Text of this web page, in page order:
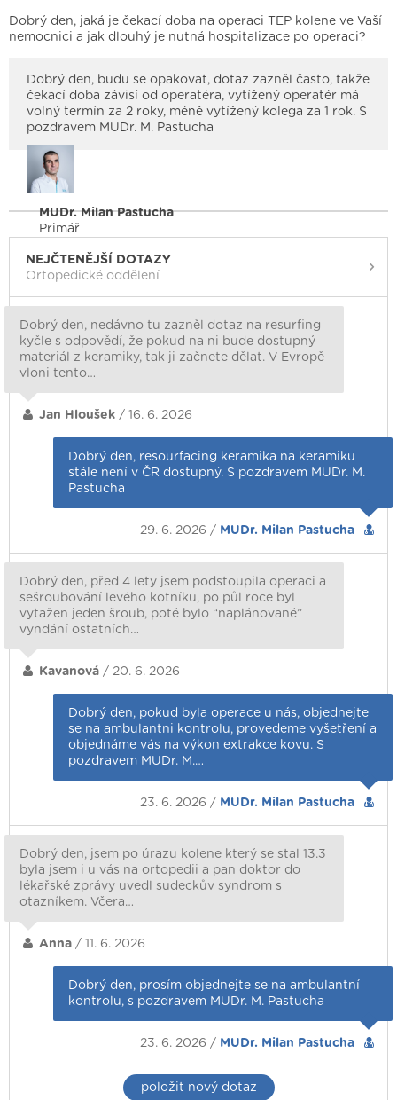
Dobrý den, jaká je čekací doba na operaci TEP kolene ve Vaší
nemocnici a jak dlouhý je nutná hospitalizace po operaci?
Dobrý den, budu se opakovat, dotaz zazněl často, takže
čekací doba závisí od operatéra, vytížený operatér má
volný termín za 2 roky, méně vytížený kolega za 1 rok. S
pozdravem MUDr. M. Pastucha
MUDr. Milan Pastucha
Primář
NEJČTENĚJŠÍ DOTAZY
Ortopedické oddělení
Dobrý den, nedávno tu zazněl dotaz na resurfing
kyčle s odpovědí, že pokud na ni bude dostupný
materiál z keramiky, tak ji začnete dělat. V Evropě
vloni tento…
Jan Hloušek / 16. 6. 2026
Dobrý den, resourfacing keramika na keramiku
stále není v ČR dostupný. S pozdravem MUDr. M.
Pastucha
29. 6. 2026 / MUDr. Milan Pastucha
Dobrý den, před 4 lety jsem podstoupila operaci a
sešroubování levého kotníku, po půl roce byl
vytažen jeden šroub, poté bylo “naplánované”
vyndání ostatních…
Kavanová / 20. 6. 2026
Dobrý den, pokud byla operace u nás, objednejte
se na ambulantni kontrolu, provedeme vyšetření a
objednáme vás na výkon extrakce kovu. S
pozdravem MUDr. M.…
23. 6. 2026 / MUDr. Milan Pastucha
Dobrý den, jsem po úrazu kolene který se stal 13.3
byla jsem i u vás na ortopedii a pan doktor do
lékařské zprávy uvedl sudeckův syndrom s
otazníkem. Včera…
Anna / 11. 6. 2026
Dobrý den, prosím objednejte se na ambulantní
kontrolu, s pozdravem MUDr. M. Pastucha
23. 6. 2026 / MUDr. Milan Pastucha
položit nový dotaz